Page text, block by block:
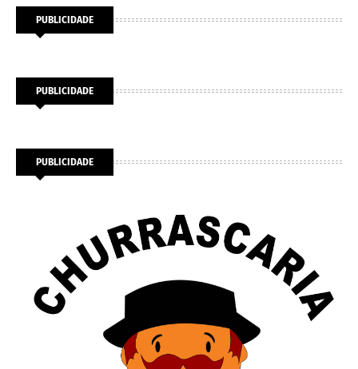
PUBLICIDADE
PUBLICIDADE
PUBLICIDADE